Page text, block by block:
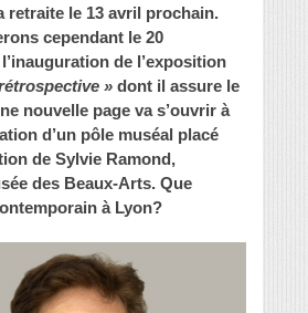
retraite le 13 avril prochain.
cependant le 20
de l’exposition
» dont il assure le
nouvelle page va s’ouvrir à
d’un pôle muséal placé
de Sylvie Ramond,
des Beaux-Arts. Que
à Lyon?